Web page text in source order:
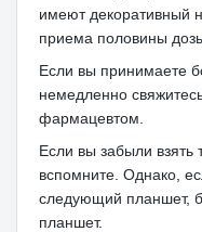
имеют декоративный
приема половины
Если вы принимаете
немедленно
фармацевтом.
Если вы забыли взять
вспомните. Однако,
следующий планшет,
планшет.